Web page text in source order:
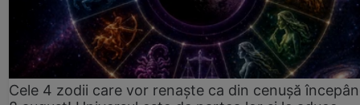
Cele 4 zodii care vor renaște ca din cenușă